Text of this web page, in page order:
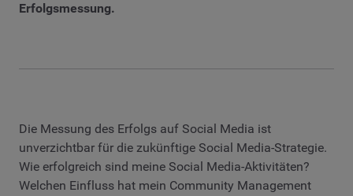
Erfolgsmessung.
Die Messung des Erfolgs auf Social Media ist
unverzichtbar für die zukünftige Social Media-Strategie.
Wie erfolgreich sind meine Social Media-Aktivitäten?
Welchen Einfluss hat mein Community Management